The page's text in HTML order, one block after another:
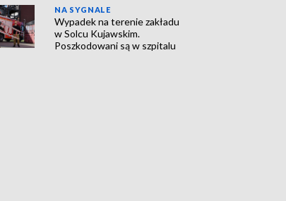
NA SYGNALE
Wypadek na terenie zakładu
w Solcu Kujawskim.
Poszkodowani są w szpitalu